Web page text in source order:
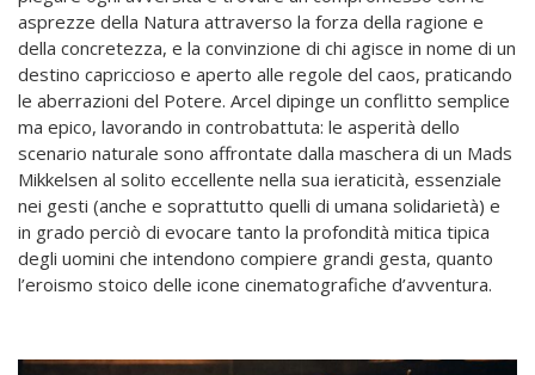
asprezze della Natura attraverso la forza della ragione e
della concretezza, e la convinzione di chi agisce in nome di un
destino capriccioso e aperto alle regole del caos, praticando
le aberrazioni del Potere. Arcel dipinge un conflitto semplice
ma epico, lavorando in controbattuta: le asperità dello
scenario naturale sono affrontate dalla maschera di un Mads
Mikkelsen al solito eccellente nella sua ieraticità, essenziale
nei gesti (anche e soprattutto quelli di umana solidarietà) e
in grado perciò di evocare tanto la profondità mitica tipica
degli uomini che intendono compiere grandi gesta, quanto
l’eroismo stoico delle icone cinematografiche d’avventura.